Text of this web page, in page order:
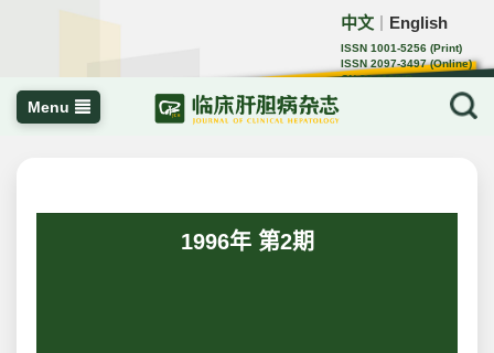
中文 English
ISSN 1001-5256 (Print)
ISSN 2097-3497 (Online)
CN 22-1108/R
Menu
1996年 第2期